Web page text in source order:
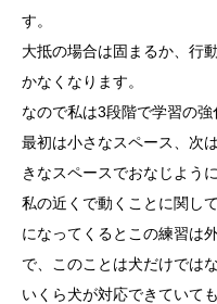
す。
大抵の場合は固まるか、行
かなくなります。
なので私は3段階で学習の強
最初は小さなスペース、次
きなスペースでおなじよう
私の近くで動くことに関し
になってくるとこの練習は
で、このことは犬だけでは
いくら犬が対応できていて